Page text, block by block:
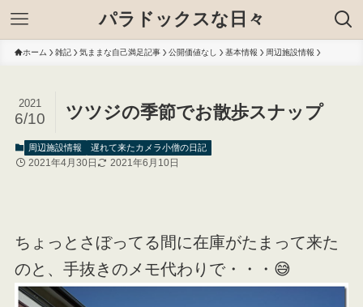
パラドックスな日々
ホーム 雑記 気ままな自己満足記事 公開価値なし 基本情報 周辺施設情報
ツツジの季節でお散歩スナップ
2021
6/10
周辺施設情報 遅れて来たカメラ小僧の日記
2021年4月30日 2021年6月10日
ちょっとさぼってる間に在庫がたまって来た
のと、手抜きのメモ代わりで・・・😅